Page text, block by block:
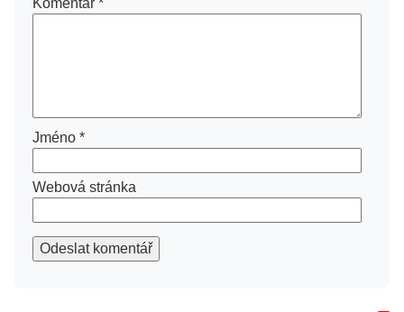
Komentář *
Jméno *
Webová stránka
Odeslat komentář